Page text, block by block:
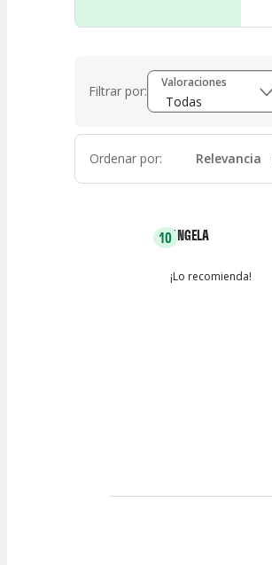
Filtrar por:
Valoraciones
Ordenar por: Relevancia
10ANGELA
¡Lo recomienda!